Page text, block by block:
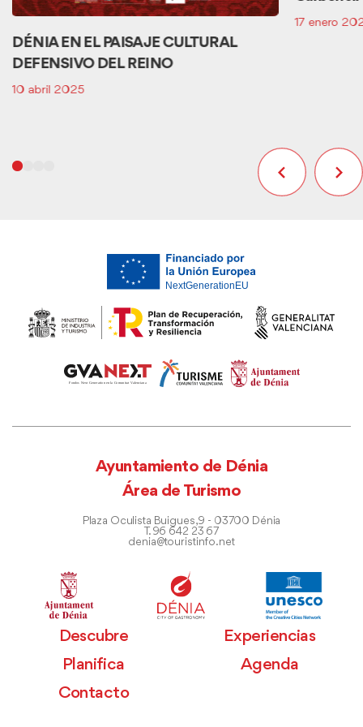
DÉNIA EN EL PAISAJE CULTURAL
DEFENSIVO DEL REINO
10 abril 2025
17 enero
Ayuntamiento de Dénia
Área de Turismo
Plaza Oculista Buigues, 9 - 03700 Dénia
T. 96 642 23 67
denia@touristinfo.net
Descubre
Experiencias
Planifica
Agenda
Contacto